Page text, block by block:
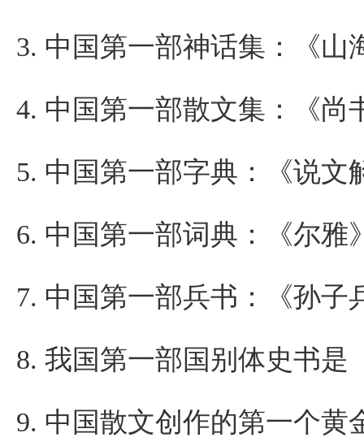
3. 中国第一部神话集：《山
4. 中国第一部散文集：《尚
5. 中国第一部字典：《说文
6. 中国第一部词典：《尔雅
7. 中国第一部兵书：《孙子
8. 我国第一部国别体史书是
9. 中国散文创作的第一个黄